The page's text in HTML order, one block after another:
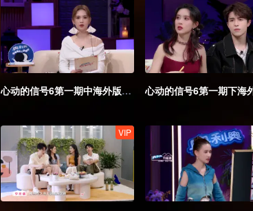
心动的信号6第一期中海外版第一版.mp4
VIP